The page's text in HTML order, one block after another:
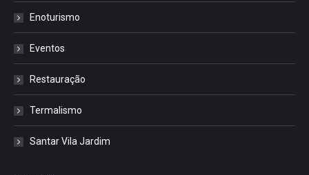
Enoturismo
Eventos
Restauração
Termalismo
Santar Vila Jardim